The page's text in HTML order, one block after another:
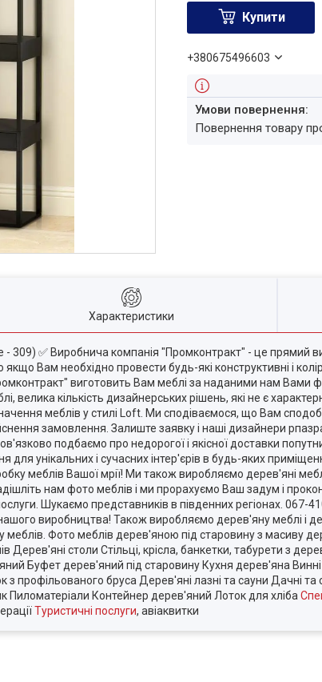
Купити
+380675496603
повернення товару
Характеристики
- 309) ✅ Виробнича компанія "Промконтракт" - це прямий
якщо Вам необхідно провести будь-які конструктивні і
виготовить Вам меблі за наданими нам Вами
велика кількість дизайнерських рішень, які не є
меблів у стилі Loft. Ми сподіваємося, що Вам
замовлення. Залиште заявку і наші дизайнери
подбаємо про недорогої і якісної доставки
для унікальних і сучасних інтер'єрів в будь-яких
меблів Вашої мрії! Ми також виробляємо дерев'яні
нам фото меблів і ми прорахуємо Ваш задум і
Шукаємо представників в південних регіонах. 067-
виробництва! Також виробляємо дерев'яну меблі і
Фото меблів дерев'яною під старовину з масиву
столи Стільці, крісла, банкетки, табурети з
Буфет дерев'яний під старовину Кухня дерев'яна
профільованого бруса Дерев'яні лазні та сауни Дачні та
Контейнер дерев'яний Лоток для хліба
Туристичні послуги, авіаквитки